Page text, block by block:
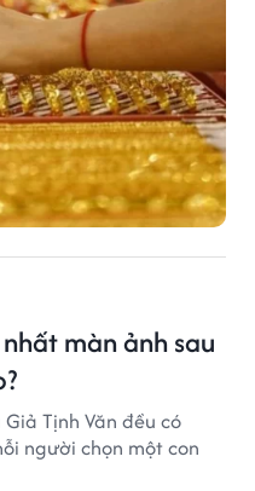
màn ảnh sau
Tịnh Văn đều có
người chọn một con